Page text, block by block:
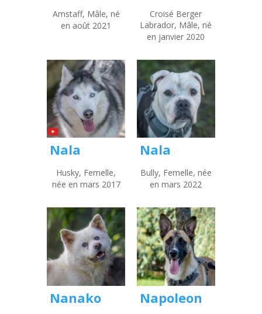
Amstaff, Mâle, né
en août 2021
Croisé Berger
Labrador, Mâle, né
en janvier 2020
Nala
Husky, Femelle,
née en mars 2017
Nala
Bully, Femelle, née
en mars 2022
Nanako Napoleon